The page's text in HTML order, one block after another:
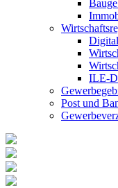
ILE-
Post und